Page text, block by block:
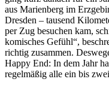
aus Marienberg im
Dresden – tausend
per Zug besuchen kam,
komisches Gefühl“,
richtig zusammen.
Happy End: In dem Jahr
regelmäßig alle ein bis